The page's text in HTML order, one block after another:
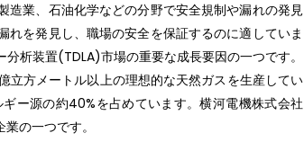
業、石油化学などの分野で安全規制や漏れの発見
を発見し、職場の安全を保証するのに適していま
析装置(TDLA)市場の重要な成長要因の一つです。
方メートル以上の理想的な天然ガスを生産してい
ー源の約40%を占めています。横河電機株式会社
の一つです。